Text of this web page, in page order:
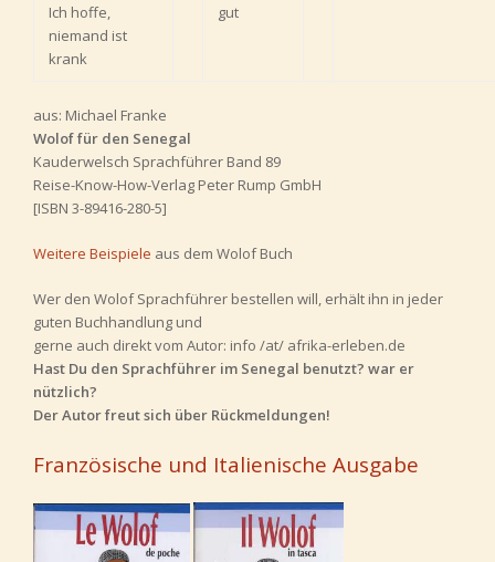
Ich hoffe,
niemand ist
krank
gut
aus: Michael Franke
Wolof für den Senegal
Kauderwelsch Sprachführer Band 89
Reise-Know-How-Verlag Peter Rump GmbH
[ISBN 3-89416-280-5]
Weitere Beispiele aus dem Wolof Buch
Wer den Wolof Sprachführer bestellen will, erhält ihn in jeder
guten Buchhandlung und
gerne auch direkt vom Autor: info /at/ afrika-erleben.de
Hast Du den Sprachführer im Senegal benutzt? war er
nützlich?
Der Autor freut sich über Rückmeldungen!
Französische und Italienische Ausgabe